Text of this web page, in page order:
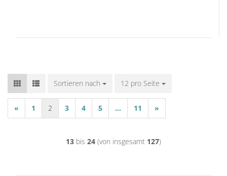
Sortieren nach
Sortieren nach 12 pro Seite
pro Seite
« 1 2 3 4 5 ... 11 »
13 bis 24 (von insgesamt 127)